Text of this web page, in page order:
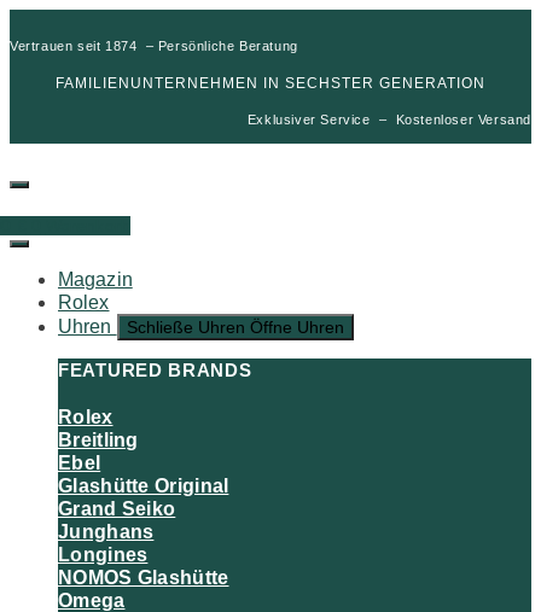
Vertrauen seit 1874 – Persönliche Beratung
FAMILIENUNTERNEHMEN IN SECHSTER GENERATION
Exklusiver Service – Kostenloser Versand
Magazin
Rolex
Uhren
Schließe Uhren Öffne Uhren
FEATURED BRANDS
Rolex
Breitling
Ebel
Glashütte Original
Grand Seiko
Junghans
Longines
NOMOS Glashütte
Omega